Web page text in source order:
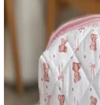
Bej renkli büyük makyaj
tasarımıyla makyaj
bölmeleri ve şık görünümüyle
Makyaj Çantası
Makyaj çantası seçiminde
amacı ve ihtiyaçlara uygunluk
seçimle ürünlerin korunması